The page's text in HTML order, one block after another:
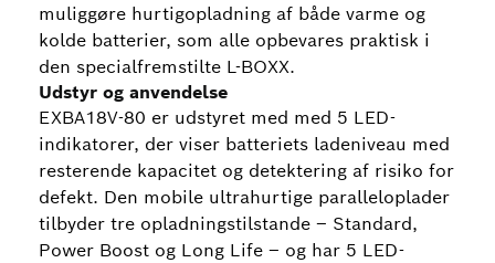
muliggøre hurtigopladning af både varme og
kolde batterier, som alle opbevares praktisk i
den specialfremstilte L-BOXX.
Udstyr og anvendelse
EXBA18V-80 er udstyret med med 5 LED-
indikatorer, der viser batteriets ladeniveau med
resterende kapacitet og detektering af risiko for
defekt. Den mobile ultrahurtige paralleloplader
tilbyder tre opladningstilstande – Standard,
Power Boost og Long Life – og har 5 LED-